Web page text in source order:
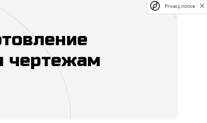
чертежам
Privacy notice